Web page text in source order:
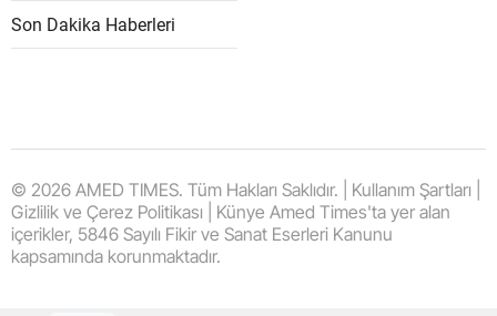
Son Dakika Haberleri
© 2026 AMED TIMES. Tüm Hakları Saklıdır. | Kullanım Şartları |
Gizlilik ve Çerez Politikası | Künye Amed Times'ta yer alan
içerikler, 5846 Sayılı Fikir ve Sanat Eserleri Kanunu
kapsamında korunmaktadır.